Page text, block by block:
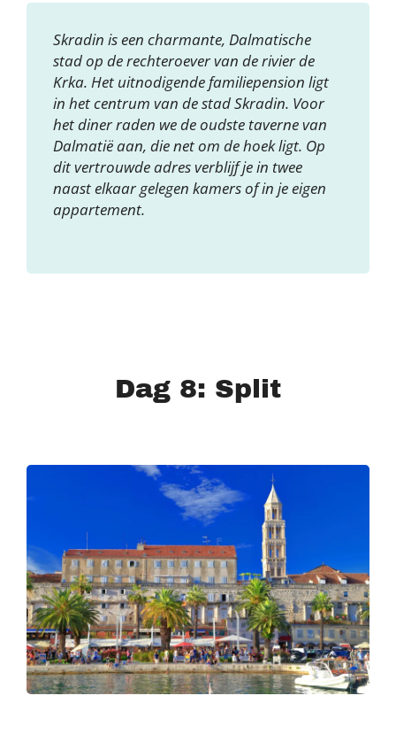
Skradin is een charmante, Dalmatische
stad op de rechteroever van de rivier de
Krka. Het uitnodigende familiepension ligt
in het centrum van de stad Skradin. Voor
het diner raden we de oudste taverne van
Dalmatië aan, die net om de hoek ligt. Op
dit vertrouwde adres verblijf je in twee
naast elkaar gelegen kamers of in je eigen
appartement.
Dag 8: Split